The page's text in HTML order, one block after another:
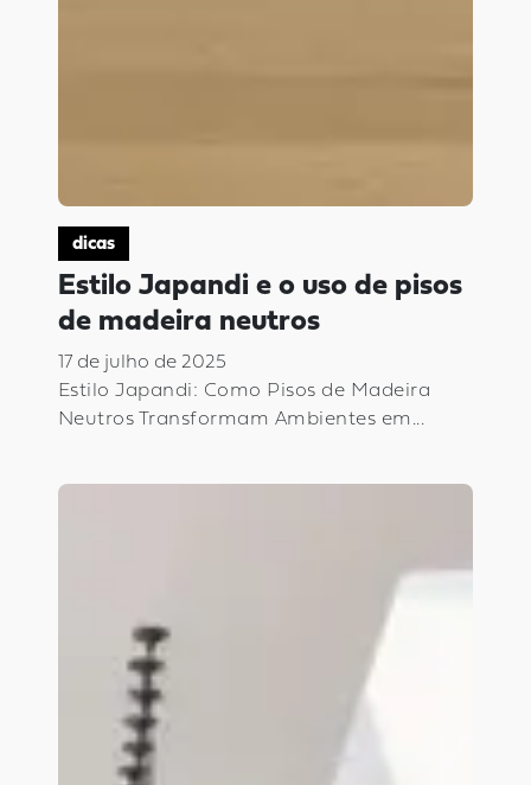
dicas
Estilo Japandi e o uso de pisos
de madeira neutros
17 de julho de 2025
Estilo Japandi: Como Pisos de Madeira
Neutros Transformam Ambientes em...